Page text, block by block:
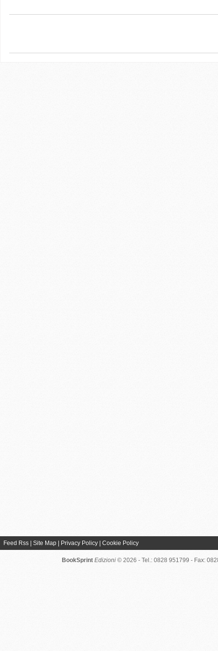
Feed Rss Site Map Privacy Policy Cookie Policy
BookSprint Edizioni © 2026 - Tel.: 0828 951799 - Fax: